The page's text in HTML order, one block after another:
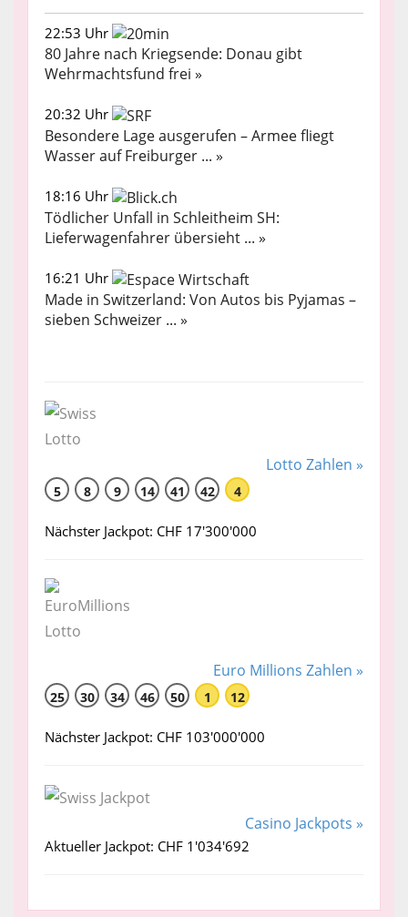
22:53 Uhr
80 Jahre nach Kriegsende: Donau gibt
Wehrmachtsfund frei »
20:32 Uhr
Besondere Lage ausgerufen – Armee fliegt
Wasser auf Freiburger ... »
18:16 Uhr
Tödlicher Unfall in Schleitheim SH:
Lieferwagenfahrer übersieht ... »
16:21 Uhr
Made in Switzerland: Von Autos bis Pyjamas –
sieben Schweizer ... »
Lotto Zahlen »
5 8 9 14 41 42 4
Nächster Jackpot: CHF 17'300'000
Euro Millions Zahlen »
25 30 34 46 50 1 12
Nächster Jackpot: CHF 103'000'000
Casino Jackpots »
Aktueller Jackpot: CHF 1'034'692